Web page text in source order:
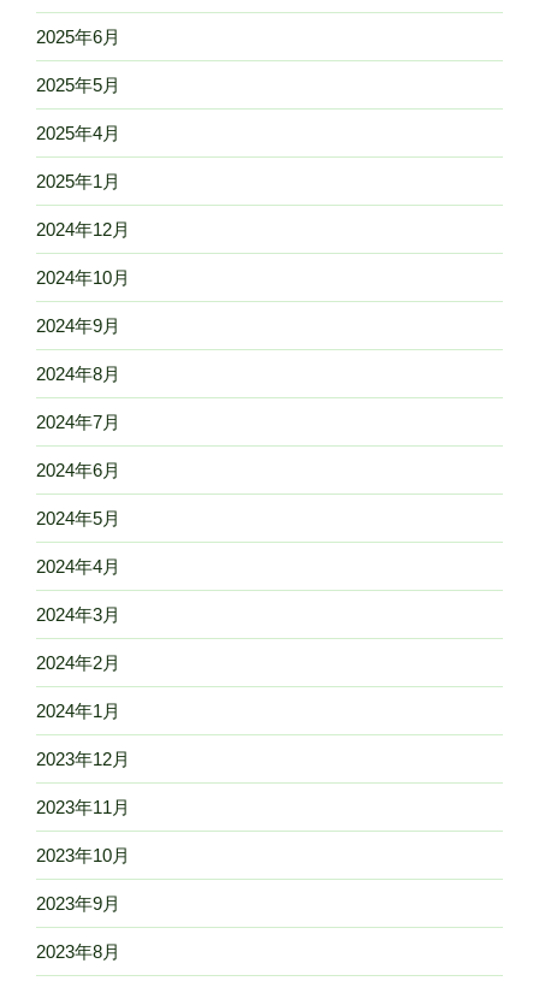
2025年6月
2025年5月
2025年4月
2025年1月
2024年12月
2024年10月
2024年9月
2024年8月
2024年7月
2024年6月
2024年5月
2024年4月
2024年3月
2024年2月
2024年1月
2023年12月
2023年11月
2023年10月
2023年9月
2023年8月